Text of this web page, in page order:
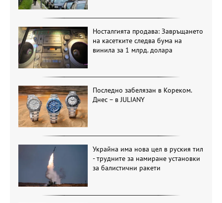
Носталгията продава: Завръщането
на касетките следва бума на
винила за 1 млрд. долара
Последно забелязан в Кореком.
Днес – в JULIANY
Украйна има нова цел в руския тил
- трудните за намиране установки
за балистични ракети